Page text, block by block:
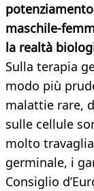
maschile-
la realtà
Sulla terapia
modo più
malattie rare,
sulle cellule
molto
germinale, i
Consiglio